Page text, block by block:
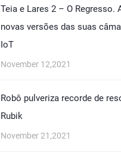
Teia e Lares 2 – O Regresso.
novas versões das suas
IoT
November 12,2021
Robô pulveriza recorde de
Rubik
November 21,2021